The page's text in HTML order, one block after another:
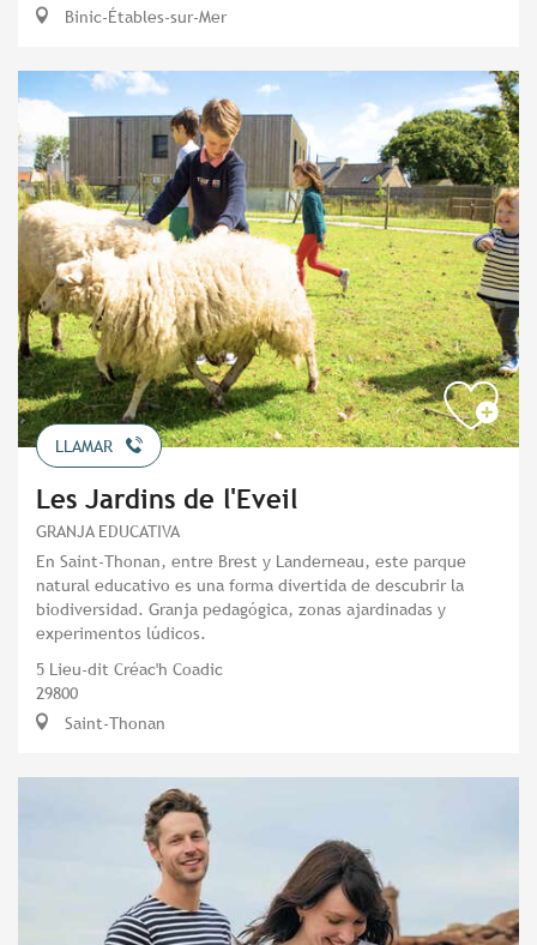
Binic-Étables-sur-Mer
LLAMAR
Les Jardins de l'Eveil
GRANJA EDUCATIVA
En Saint-Thonan, entre Brest y Landerneau, este parque
natural educativo es una forma divertida de descubrir la
biodiversidad. Granja pedagógica, zonas ajardinadas y
experimentos lúdicos.
5 Lieu-dit Créac'h Coadic
29800
Saint-Thonan